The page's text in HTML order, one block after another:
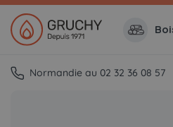
Normandie au 02 32 36 08 57